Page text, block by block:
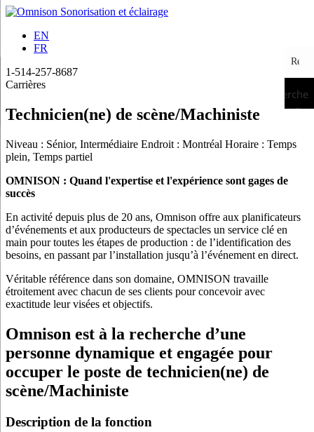
EN
FR
1-514-257-8687
Recherche
Carrières
Technicien(ne) de scène/Machiniste
Niveau : Sénior, Intermédiaire Endroit : Montréal Horaire : Temps
plein, Temps partiel
OMNISON : Quand l'expertise et l'expérience sont gages de
succès
En activité depuis plus de 20 ans, Omnison offre aux planificateurs
d’événements et aux producteurs de spectacles un service clé en
main pour toutes les étapes de production : de l’identification des
besoins, en passant par l’installation jusqu’à l’événement en direct.
Véritable référence dans son domaine, OMNISON travaille
étroitement avec chacun de ses clients pour concevoir avec
exactitude leur visées et objectifs.
Omnison est à la recherche d’une
personne dynamique et engagée pour
occuper le poste de technicien(ne) de
scène/Machiniste
Description de la fonction